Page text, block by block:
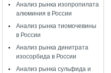
Анализ рынка изопропилата
алюминия в России
Анализ рынка тиомочевины
в России
Анализ рынка динитрата
изосорбида в России
Анализ рынка сульфида и